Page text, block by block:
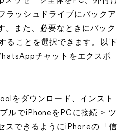
ラッシュドライブにバックア
。また、必要なときにバック
ることを選択できます。以下
チャットをエクスポ
をダウンロード、インスト
ルでiPhoneをPCに接続 > ツ
スできるようにiPhoneの「信